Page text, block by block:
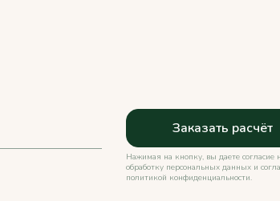
Нажимая на кнопку, вы даете согласие
обработку персональных данных и
политикой конфиденциальности.